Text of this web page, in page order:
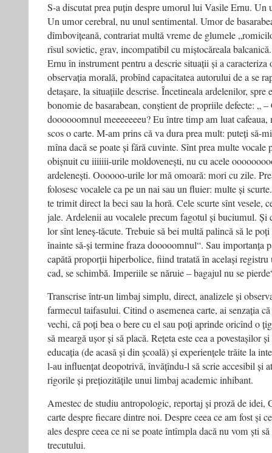
S-a discutat prea puțin despre umorul lui Vasile Ernu. Un
Un umor cerebral, nu unul sentimental. Umor de
dîmbovițeană, contrariat multă vreme de glumele
rîsul sovietic, grav, incompatibil cu miștocăreala
Ernu în instrument pentru a descrie situații și a
observația morală, probînd capacitatea autorului de a se
detașare, la situațiile descrise. Încetineala ardelenilor, spre
bonomie de basarabean, conștient de propriile defecte: „
doooooomnul meeeeeeeu? Eu între timp am luat
scos o carte. M-am prins că va dura prea mult: puteți să-
mîna dacă se poate și fără cuvinte. Sînt prea multe
obișnuit cu iiiiiii-urile moldovenești, nu cu acele
ardelenești. Oooooo-urile lor mă omoară: mori cu zile.
folosesc vocalele ca pe un nai sau un fluier: multe și
te trimit direct la beci sau la horă. Cele scurte sînt vesele,
jale. Ardelenii au vocalele precum fagotul și buciumul. Și
lor sînt leneș-tăcute. Trebuie să bei multă palincă să le
înainte să-și termine fraza dooooomnul“. Sau importanța
capătă proporții hiperbolice, fiind tratată în același
cad, se schimbă. Imperiile se năruie – bagajul nu se
Transcrise într-un limbaj simplu, direct, analizele și
farmecul taifasului. Citind o asemenea carte, ai senzația
vechi, că poți bea o bere cu el sau poți aprinde oricînd o
să meargă ușor și să placă. Rețeta este cea a povestașilor
educația (de acasă și din școală) și experiențele trăite la
l-au influențat deopotrivă, învățîndu-l să scrie accesibil și
rigorile și prețiozitățile unui limbaj academic inhibant.
Amestec de studiu antropologic, reportaj și proză de idei,
carte despre fiecare dintre noi. Despre ceea ce am fost și
ales despre ceea ce ni se poate întîmpla dacă nu vom ști
trecutului.